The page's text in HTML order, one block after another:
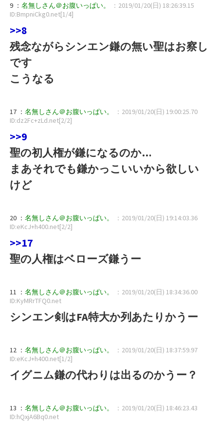
9 ： 名無しさん＠お腹いっぱい。
：2019/01/20(日) 18:26:39.15
ID:BmpniCkg0.net[1/4]
>>8
残念ながらシンエン鎌の無い聖はお察し
です
こうなる
17 ： 名無しさん＠お腹いっぱい。
：2019/01/20(日) 19:00:25.70
ID:dz2Fc+zLd.net[2/2]
>>9
聖の初人権が鎌になるのか…
まあそれでも鎌かっこいいから欲しい
けど
20 ： 名無しさん＠お腹いっぱい。
：2019/01/20(日) 19:14:03.36
ID:eKcJ+h400.net[2/2]
>>17
聖の人権はベローズ鎌うー
11 ： 名無しさん＠お腹いっぱい。
：2019/01/20(日) 18:34:36.00
ID:KyMRrTFQ0.net
シンエン剣はFA特大か列あたりかうー
12 ： 名無しさん＠お腹いっぱい。
：2019/01/20(日) 18:37:59.97
ID:eKcJ+h400.net[1/2]
イグニム鎌の代わりは出るのかうー？
13 ： 名無しさん＠お腹いっぱい。
：2019/01/20(日) 18:46:23.43
ID:hQxjA6Bq0.net